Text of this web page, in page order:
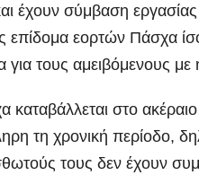
έχουν σύμβαση εργασίας
επίδομα εορτών Πάσχα
για τους αμειβόμενους με
στο
τη χρονική περίοδο,
τους δεν έχουν